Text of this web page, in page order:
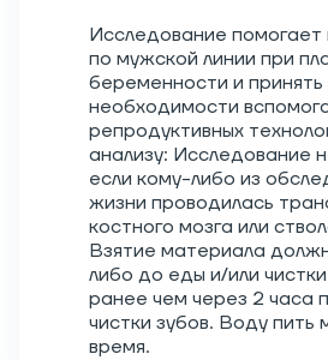
Исследование помогает
по мужской линии при
беременности и
необходимости
репродуктивных
анализу: Исследование
если кому-либо из
жизни проводилась
костного мозга или
Взятие материала
либо до еды и/или
ранее чем через 2 часа
чистки зубов. Воду
время.